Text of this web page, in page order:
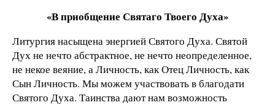
«В приобщение Святаго Твоего Духа»
Литургия насыщена энергией Святого Духа. Святой
Дух не нечто абстрактное, не нечто неопределенное,
не некое веяние, а Личность, как Отец Личность, как
Сын Личность. Мы можем участвовать в благодати
Святого Духа. Таинства дают нам возможность